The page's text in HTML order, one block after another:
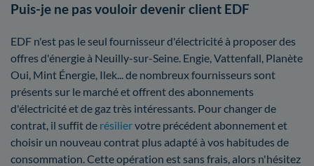
Puis-je ne pas vouloir devenir client EDF
EDF n'est pas le seul fournisseur d'électricité à proposer des
offres d'énergie à Neuilly-sur-Seine. Engie, Vattenfall, Planète
Oui, Mint Énergie, Ilek... de nombreux fournisseurs sont
présents sur le marché et offrent des abonnements
d'électricité et de gaz très intéressants. Pour changer de
contrat, il suffit de résiliervotre précédent abonnement et
choisir un nouveau contrat plus adapté à vos habitudes de
consommation. Cette opération est sans frais, alors n'hésitez